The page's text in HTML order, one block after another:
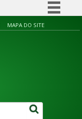
Simplifique!
Canais
MAPA DO SITE